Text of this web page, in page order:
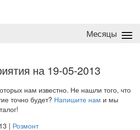
Месяцы
на 19-05-2013
нам известно. Не нашли того, что
точно будет? Напишите нам и мы
| Розмонт